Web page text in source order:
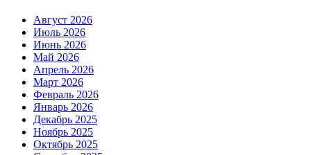
Август 2026
Июль 2026
Июнь 2026
Май 2026
Апрель 2026
Март 2026
Февраль 2026
Январь 2026
Декабрь 2025
Ноябрь 2025
Октябрь 2025